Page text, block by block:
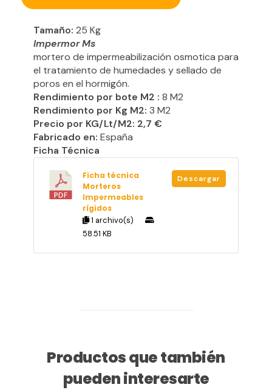
Tamaño: 25 Kg
Impermor Ms
mortero de impermeabilización osmotica para
el tratamiento de humedades y sellado de
poros en el hormigón.
Rendimiento por bote M2 : 8 M2
Rendimiento por Kg M2: 3 M2
Precio por KG/Lt/M2: 2,7 €
Fabricado en: España
Ficha Técnica
Ficha técnica
Morteros
Impermeables
rígidos
1 archivo(s)
58.51 KB
Descargar
Productos que también
pueden interesarte